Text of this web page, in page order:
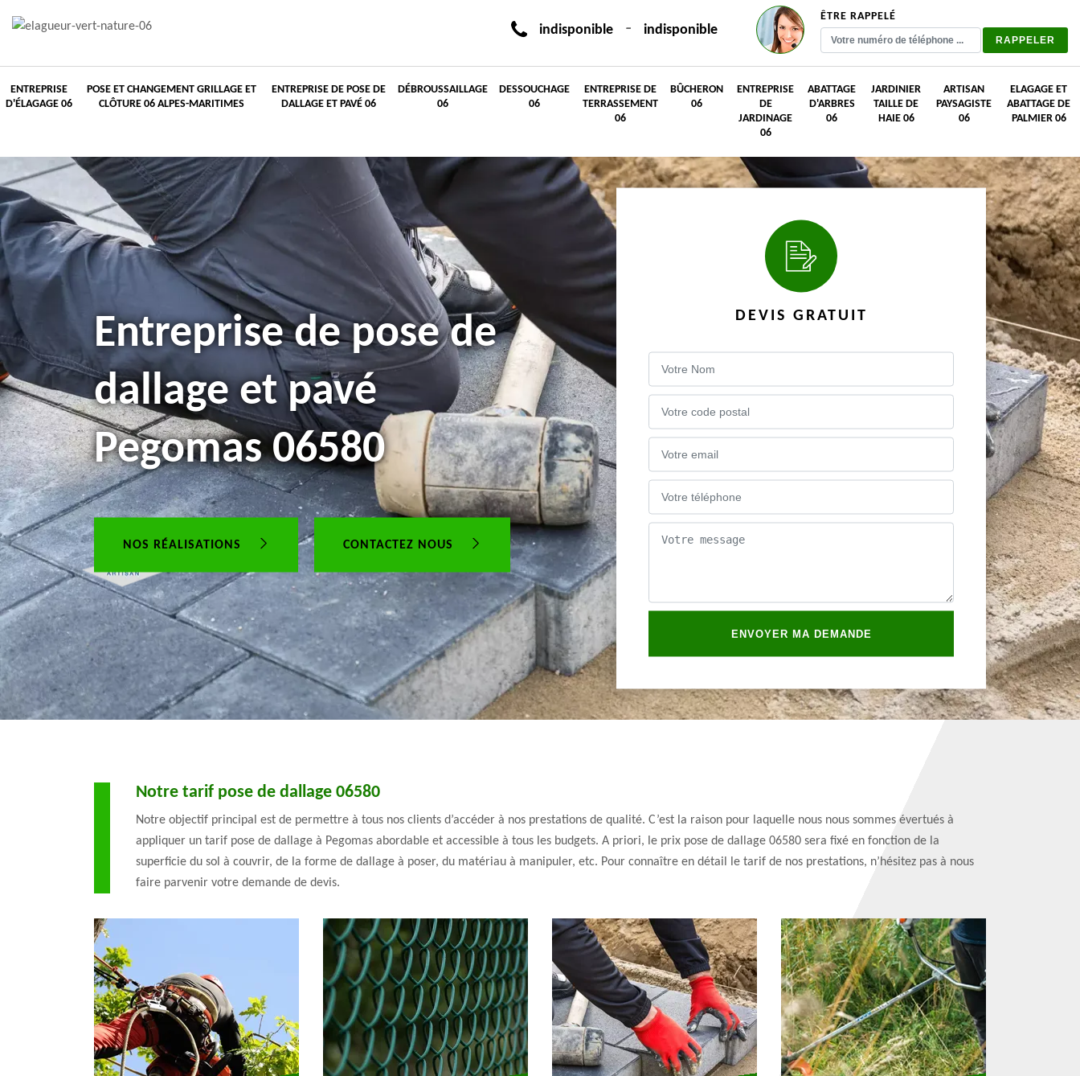
indisponible - indisponible
ÊTRE RAPPELÉ
ENTREPRISE
D'ÉLAGAGE 06
POSE ET CHANGEMENT GRILLAGE ET
CLÔTURE 06 ALPES-MARITIMES
ENTREPRISE DE POSE DE
DALLAGE ET PAVÉ 06
DÉBROUSSAILLAGE
06
DESSOUCHAGE
06
ENTREPRISE DE
TERRASSEMENT
06
BÛCHERON
06
ENTREPRISE
DE
JARDINAGE
06
ABATTAGE
D'ARBRES
06
JARDINIER
TAILLE DE
HAIE 06
ARTISAN
PAYSAGISTE
06
ELAGAGE ET
ABATTAGE DE
PALMIER 06
Entreprise de pose de
dallage et pavé
Pegomas 06580
NOS RÉALISATIONS CONTACTEZ NOUS
DEVIS GRATUIT
Notre tarif pose de dallage 06580
Notre objectif principal est de permettre à tous nos clients d’accéder à nos prestations de qualité. C’est la raison pour laquelle nous nous sommes évertués à
appliquer un tarif pose de dallage à Pegomas abordable et accessible à tous les budgets. A priori, le prix pose de dallage 06580 sera fixé en fonction de la
superficie du sol à couvrir, de la forme de dallage à poser, du matériau à manipuler, etc. Pour connaître en détail le tarif de nos prestations, n’hésitez pas à nous
faire parvenir votre demande de devis.